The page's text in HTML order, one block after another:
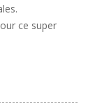
ce super